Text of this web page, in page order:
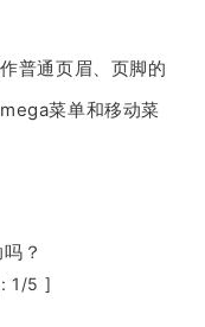
普通页眉、页脚的
菜单和移动菜
？
1 /5 ]